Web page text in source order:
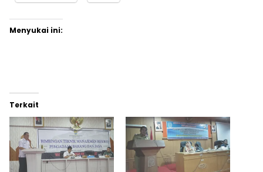
Menyukai ini:
Terkait